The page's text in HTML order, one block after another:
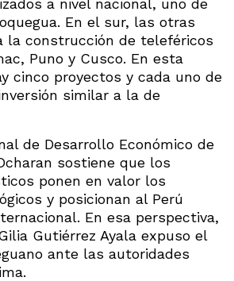
En el sur, las otras
la construcción de teleféricos
Puno y Cusco. En esta
cinco proyectos y cada uno de
similar a la de
de Desarrollo Económico de
sostiene que los
ponen en valor los
y posicionan al Perú
En esa perspectiva,
Gutiérrez Ayala expuso el
ante las autoridades